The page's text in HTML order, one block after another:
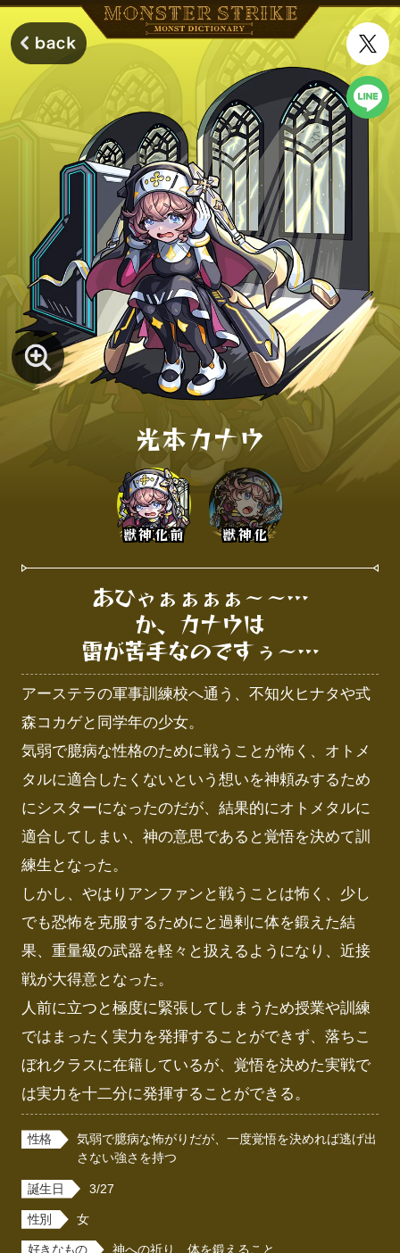
光本カナウ
獣神化前 獣神化
あひゃぁぁぁぁ〜〜…
か、カナウは
雷が苦手なのですぅ〜…
アーステラの軍事訓練校へ通う、不知火ヒナタや式
森コカゲと同学年の少女。
気弱で臆病な性格のために戦うことが怖く、オトメ
タルに適合したくないという想いを神頼みするため
にシスターになったのだが、結果的にオトメタルに
適合してしまい、神の意思であると覚悟を決めて訓
練生となった。
しかし、やはりアンファンと戦うことは怖く、少し
でも恐怖を克服するためにと過剰に体を鍛えた結
果、重量級の武器を軽々と扱えるようになり、近接
戦が大得意となった。
人前に立つと極度に緊張してしまうため授業や訓練
ではまったく実力を発揮することができず、落ちこ
ぼれクラスに在籍しているが、覚悟を決めた実戦で
は実力を十二分に発揮することができる。
性格
気弱で臆病な怖がりだが、一度覚悟を決めれば逃げ出
さない強さを持つ
誕生日 3/27
性別 女
好きなもの 神への祈り、体を鍛えること